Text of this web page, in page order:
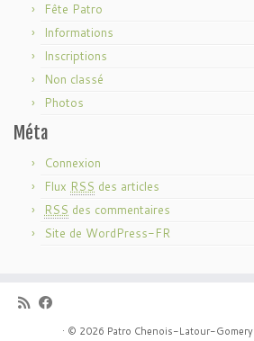
Fête Patro
Informations
Inscriptions
Non classé
Photos
Méta
Connexion
Flux RSS des articles
RSS des commentaires
Site de WordPress-FR
· © 2026 Patro Chenois-Latour-Gomery